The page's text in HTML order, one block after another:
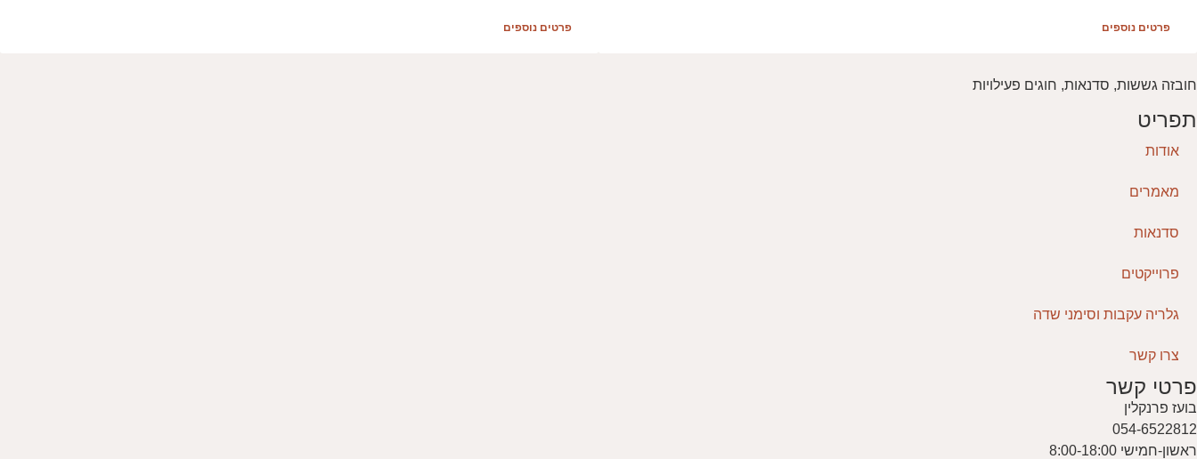
פרטים נוספים פרטים נוספים
חובזה גששות, סדנאות, חוגים פעילויות
תפריט
אודות
מאמרים
סדנאות
פרוייקטים
גלריה עקבות וסימני שדה
צרו קשר
פרטי קשר
בועז פרנקלין
054-6522812
ראשון-חמישי 8:00-18:00